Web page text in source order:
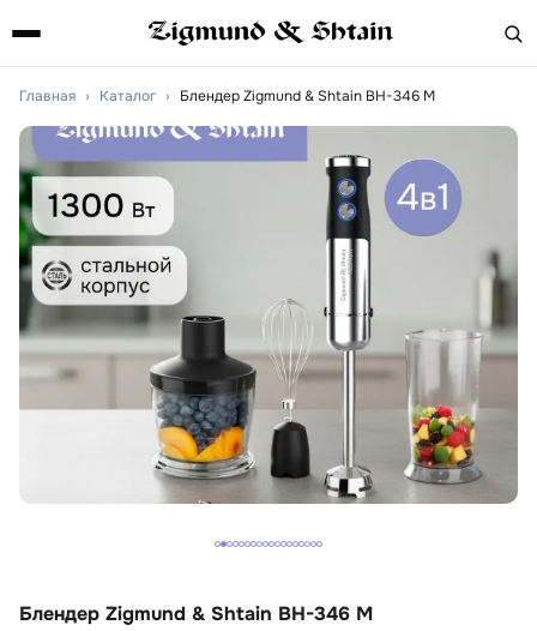
Главная › Каталог › Блендер Zigmund & Shtain BH-346 M
Блендер Zigmund & Shtain BH-346 M